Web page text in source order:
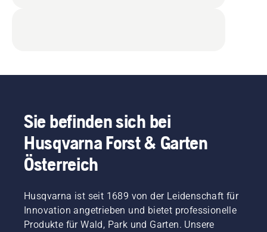
Sie befinden sich bei
Husqvarna Forst & Garten
Österreich
Husqvarna ist seit 1689 von der Leidenschaft für
Innovation angetrieben und bietet professionelle
Produkte für Wald, Park und Garten. Unsere